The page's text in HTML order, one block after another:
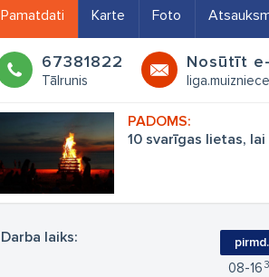
Pamatdati Karte Foto
67381822
Tālrunis
Nosūtīt
10 svarīgas lietas,
Darba laiks: pirmd.
08 16